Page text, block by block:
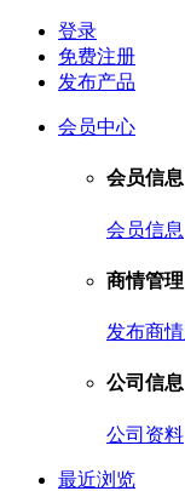
登录
免费注册
发布产品
会员中心
会员信息
会员信息
商情管理
发布商情
公司信息
公司资料
最近浏览